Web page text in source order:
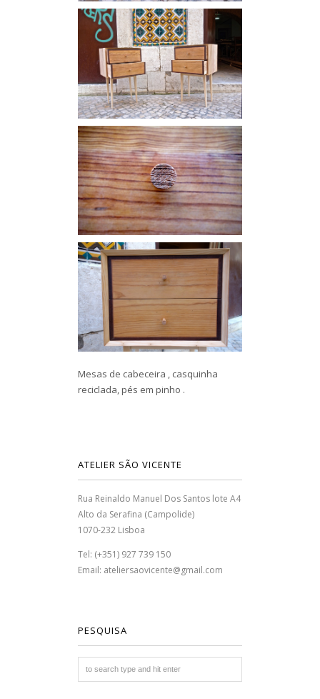
Mesas de cabeceira , casquinha
reciclada, pés em pinho .
ATELIER SÃO VICENTE
Rua Reinaldo Manuel Dos Santos lote A4
Alto da Serafina (Campolide)
1070-232 Lisboa
Tel: (+351) 927 739 150
Email: ateliersaovicente@gmail.com
PESQUISA